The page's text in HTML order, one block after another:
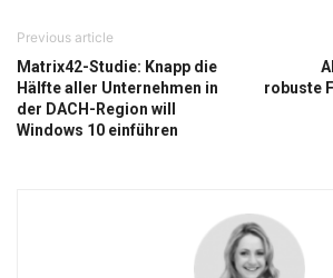
Previous article
Matrix42-Studie: Knapp die
Hälfte aller Unternehmen in
der DACH-Region will
Windows 10 einführen
robuste